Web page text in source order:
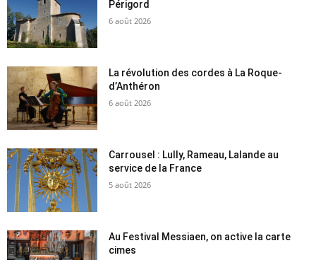
Périgord
6 août 2026
La révolution des cordes à La Roque-
d’Anthéron
6 août 2026
Carrousel : Lully, Rameau, Lalande au
service de la France
5 août 2026
Au Festival Messiaen, on active la carte
cimes